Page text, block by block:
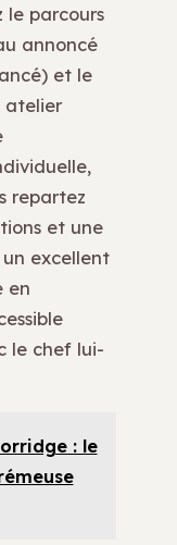
le parcours
annoncé
et le
atelier
repartez
et une
excellent
en
le chef lui-
: le